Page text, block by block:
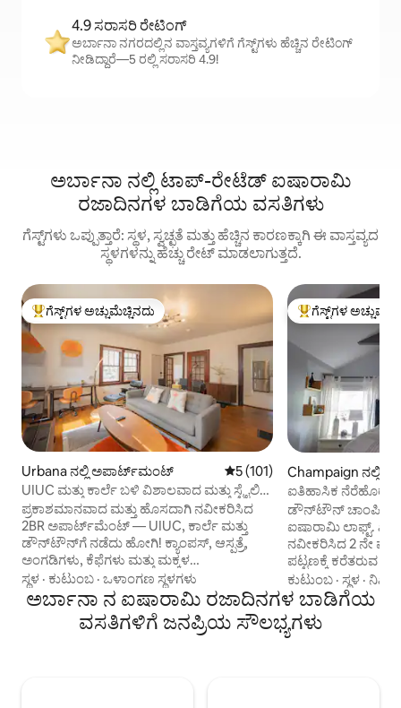
4.9 ಸರಾಸರಿ ರೇಟಿಂಗ್
ಅರ್ಬಾನಾ ನಗರದಲ್ಲಿನ ವಾಸ್ತವ್ಯಗಳಿಗೆ ಗೆಸ್ಟ್‌ಗಳು ಹೆಚ್ಚಿನ ರೇಟಿಂಗ್
ನೀಡಿದ್ದಾರೆ—5 ರಲ್ಲಿ ಸರಾಸರಿ 4.9!
ಅರ್ಬಾನಾ ನಲ್ಲಿ ಟಾಪ್-ರೇಟೆಡ್ ಐಷಾರಾಮಿ
ರಜಾದಿನಗಳ ಬಾಡಿಗೆಯ ವಸತಿಗಳು
ಗೆಸ್ಟ್‌ಗಳು ಒಪ್ಪುತ್ತಾರೆ: ಸ್ಥಳ, ಸ್ವಚ್ಛತೆ ಮತ್ತು ಹೆಚ್ಚಿನ ಕಾರಣಕ್ಕಾಗಿ ಈ ವಾಸ್ತವ್ಯದ
ಸ್ಥಳಗಳನ್ನು ಹೆಚ್ಚು ರೇಟ್ ಮಾಡಲಾಗುತ್ತದೆ.
ಗೆಸ್ಟ್‌ಗಳಿಗೆ ಅತಿ ಹೆಚ್ಚು ಅಚ್ಚುಮೆಚ್ಚಿನದು
ಗೆಸ್ಟ್‌ಗಳ ಅಚ್ಚುಮೆಚ್ಚಿನದು
Urbana ನಲ್ಲಿ ಅಪಾರ್ಟ್‌ಮಂಟ್ 5 ರಲ್ಲಿ 5 ಸರಾಸರಿ ರೇಟಿಂಗ್, 101
5 (101)
UIUC ಮತ್ತು ಕಾರ್ಲೆ ಬಳಿ ವಿಶಾಲವಾದ ಮತ್ತು ಸ್ಟೈಲಿಶ್
ಹೌಸ್ + 85"ಟಿವಿ
ಪ್ರಕಾಶಮಾನವಾದ ಮತ್ತು ಹೊಸದಾಗಿ ನವೀಕರಿಸಿದ
2BR ಅಪಾರ್ಟ್‌ಮೆಂಟ್ — UIUC, ಕಾರ್ಲೆ ಮತ್ತು
ಡೌನ್‌ಟೌನ್‌ಗೆ ನಡೆದು ಹೋಗಿ! ಕ್ಯಾಂಪಸ್, ಆಸ್ಪತ್ರೆ,
ಅಂಗಡಿಗಳು, ಕೆಫೆಗಳು ಮತ್ತು ಮಕ್ಕಳ
ಉದ್ಯಾನವನದಿಂದ ಕೆಲವೇ ನಿಮಿಷಗಳಲ್ಲಿ ಶಾಂತ,
ಸ್ನೇಹಪರ ನೆರೆಹೊರೆಯಲ್ಲಿ ಸಿಕ್ಕಿಹಾಕಿಕೊಂಡಿದೆ. 85"
ಟಿವಿ, ಪೂರ್ಣ ಅಡುಗೆಮನೆ ಮತ್ತು ಆರಾಮದಾಯಕ
ರಾಣಿ ಹಾಸಿಗೆಗಳೊಂದಿಗೆ ಸಂಪೂರ್ಣವಾಗಿ
ಸ್ಥಳ · ಕುಟುಂಬ · ಒಳಾಂಗಣ ಸ್ಥಳಗಳು
ಗೆಸ್ಟ್‌ಗಳಿಗೆ ಅತಿ ಹೆಚ್ಚು
ಗೆಸ್ಟ್‌ಗಳ
Champaign ನಲ್ಲಿ
ಐತಿಹಾಸಿಕ
ಡೌನ್‌ಟೌನ್
ಐಷಾರಾಮಿ ಲಾಫ್ಟ್.
ನವೀಕರಿಸಿದ 2 ನೇ
ಪಟ್ಟಣಕ್ಕೆ ಕರೆತರುವ
ರಾಫ್ಟ್ರ್‌ಗಳು, ಸೀಲಿಂಗ್
ಕಂಟ್ರೋಲ್ಡ್
ಸೀಲಿಂಗ್ ಸ್ಥಳವನ್ನು
ಭಾವನೆಯನ್ನು ನೀಡುತ್ತದೆ. ಪೂರ್ಣ
ಕುಟುಂಬ ·ಸ್ಥಳ ·
ಅರ್ಬಾನಾ ನ ಐಷಾರಾಮಿ ರಜಾದಿನಗಳ ಬಾಡಿಗೆಯ
ವಸತಿಗಳಿಗೆ ಜನಪ್ರಿಯ ಸೌಲಭ್ಯಗಳು